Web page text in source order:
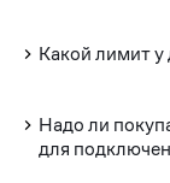
Какой лимит
Надо ли
для